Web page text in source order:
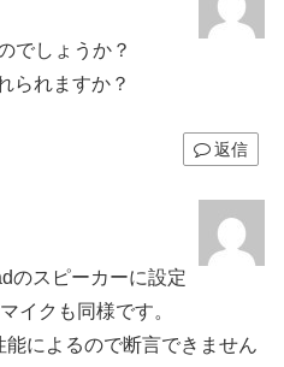
でしょうか？
られますか？
返信
のスピーカーに設定
イクも同様です。
によるので断言できません